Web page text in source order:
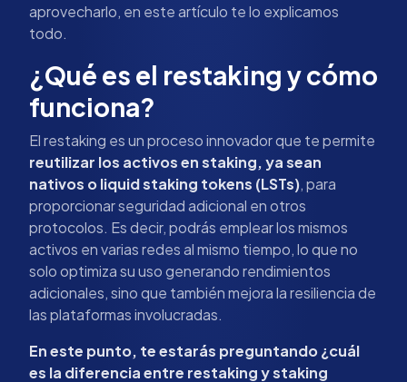
aprovecharlo, en este artículo te lo explicamos
todo.
¿Qué es el restaking y cómo
funciona?
El restaking es un proceso innovador que te permite
reutilizar los activos en staking, ya sean
nativos o liquid staking tokens (LSTs), para
proporcionar seguridad adicional en otros
protocolos. Es decir, podrás emplear los mismos
activos en varias redes al mismo tiempo, lo que no
solo optimiza su uso generando rendimientos
adicionales, sino que también mejora la resiliencia de
las plataformas involucradas.
En este punto, te estarás preguntando ¿cuál
es la diferencia entre restaking y staking